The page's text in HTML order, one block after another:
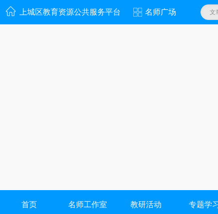
上城区教育资源公共服务平台 名师广场 文
首页 名师工作室 教研活动 专题学